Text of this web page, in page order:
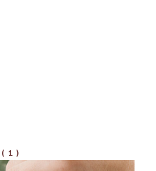
(1)